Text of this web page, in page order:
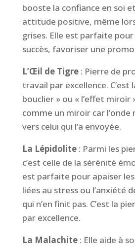
booste la confiance en soi
attitude positive, même
grises. Elle est parfaite
succès, favoriser une
L’Œil de Tigre: Pierre de
travail par excellence. C’est
bouclier » ou « l’effet miroir
comme un miroir car
vers celui qui l’a envoyée.
La Lépidolite: Parmi les
c’est celle de la sérénité
est parfaite pour apaiser
liées au stress ou l’anxiété
qui n’en finit pas. C’est la
par excellence.
La Malachite: Elle aide à